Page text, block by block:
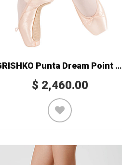
GRISHKO Punta Dream Point 2007
$ 2,460.00